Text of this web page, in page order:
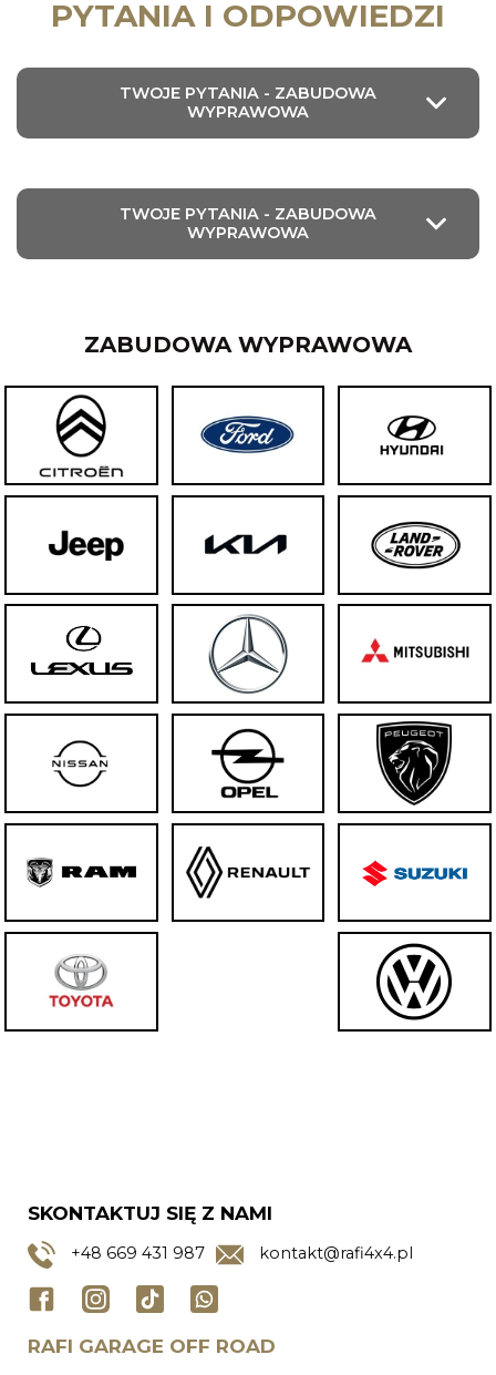
PYTANIA I ODPOWIEDZI
TWOJE PYTANIA - ZABUDOWA
WYPRAWOWA
TWOJE PYTANIA - ZABUDOWA
WYPRAWOWA
ZABUDOWA WYPRAWOWA
SKONTAKTUJ SIĘ Z NAMI
+48 669 431 987 kontakt@rafi4x4.pl
RAFI GARAGE OFF ROAD